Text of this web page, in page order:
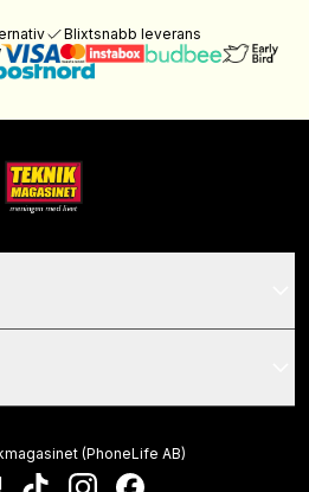
Blixtsnabb leverans
(PhoneLife AB)